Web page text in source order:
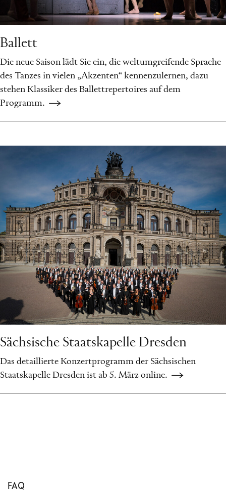
Ballett
Die neue Saison lädt Sie ein, die weltumgreifende Sprache
des Tanzes in vielen „Akzenten“ kennenzulernen, dazu
stehen Klassiker des Ballettrepertoires auf dem
Programm.
Sächsische Staatskapelle Dresden
Das detaillierte Konzertprogramm der Sächsischen
Staatskapelle Dresden ist ab 5. März online.
FAQ